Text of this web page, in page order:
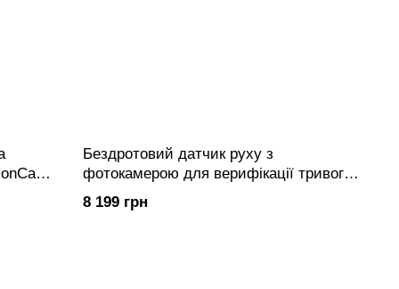
Бездротовий датчик руху з
фотокамерою для верифікації тривог
Ajax MotionCam Outdoor
8 199 грн